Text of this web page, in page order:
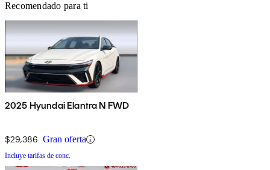
Recomendado para ti
2025 Hyundai Elantra N FWD
$29,386 Gran oferta
Incluye tarifas de conc.